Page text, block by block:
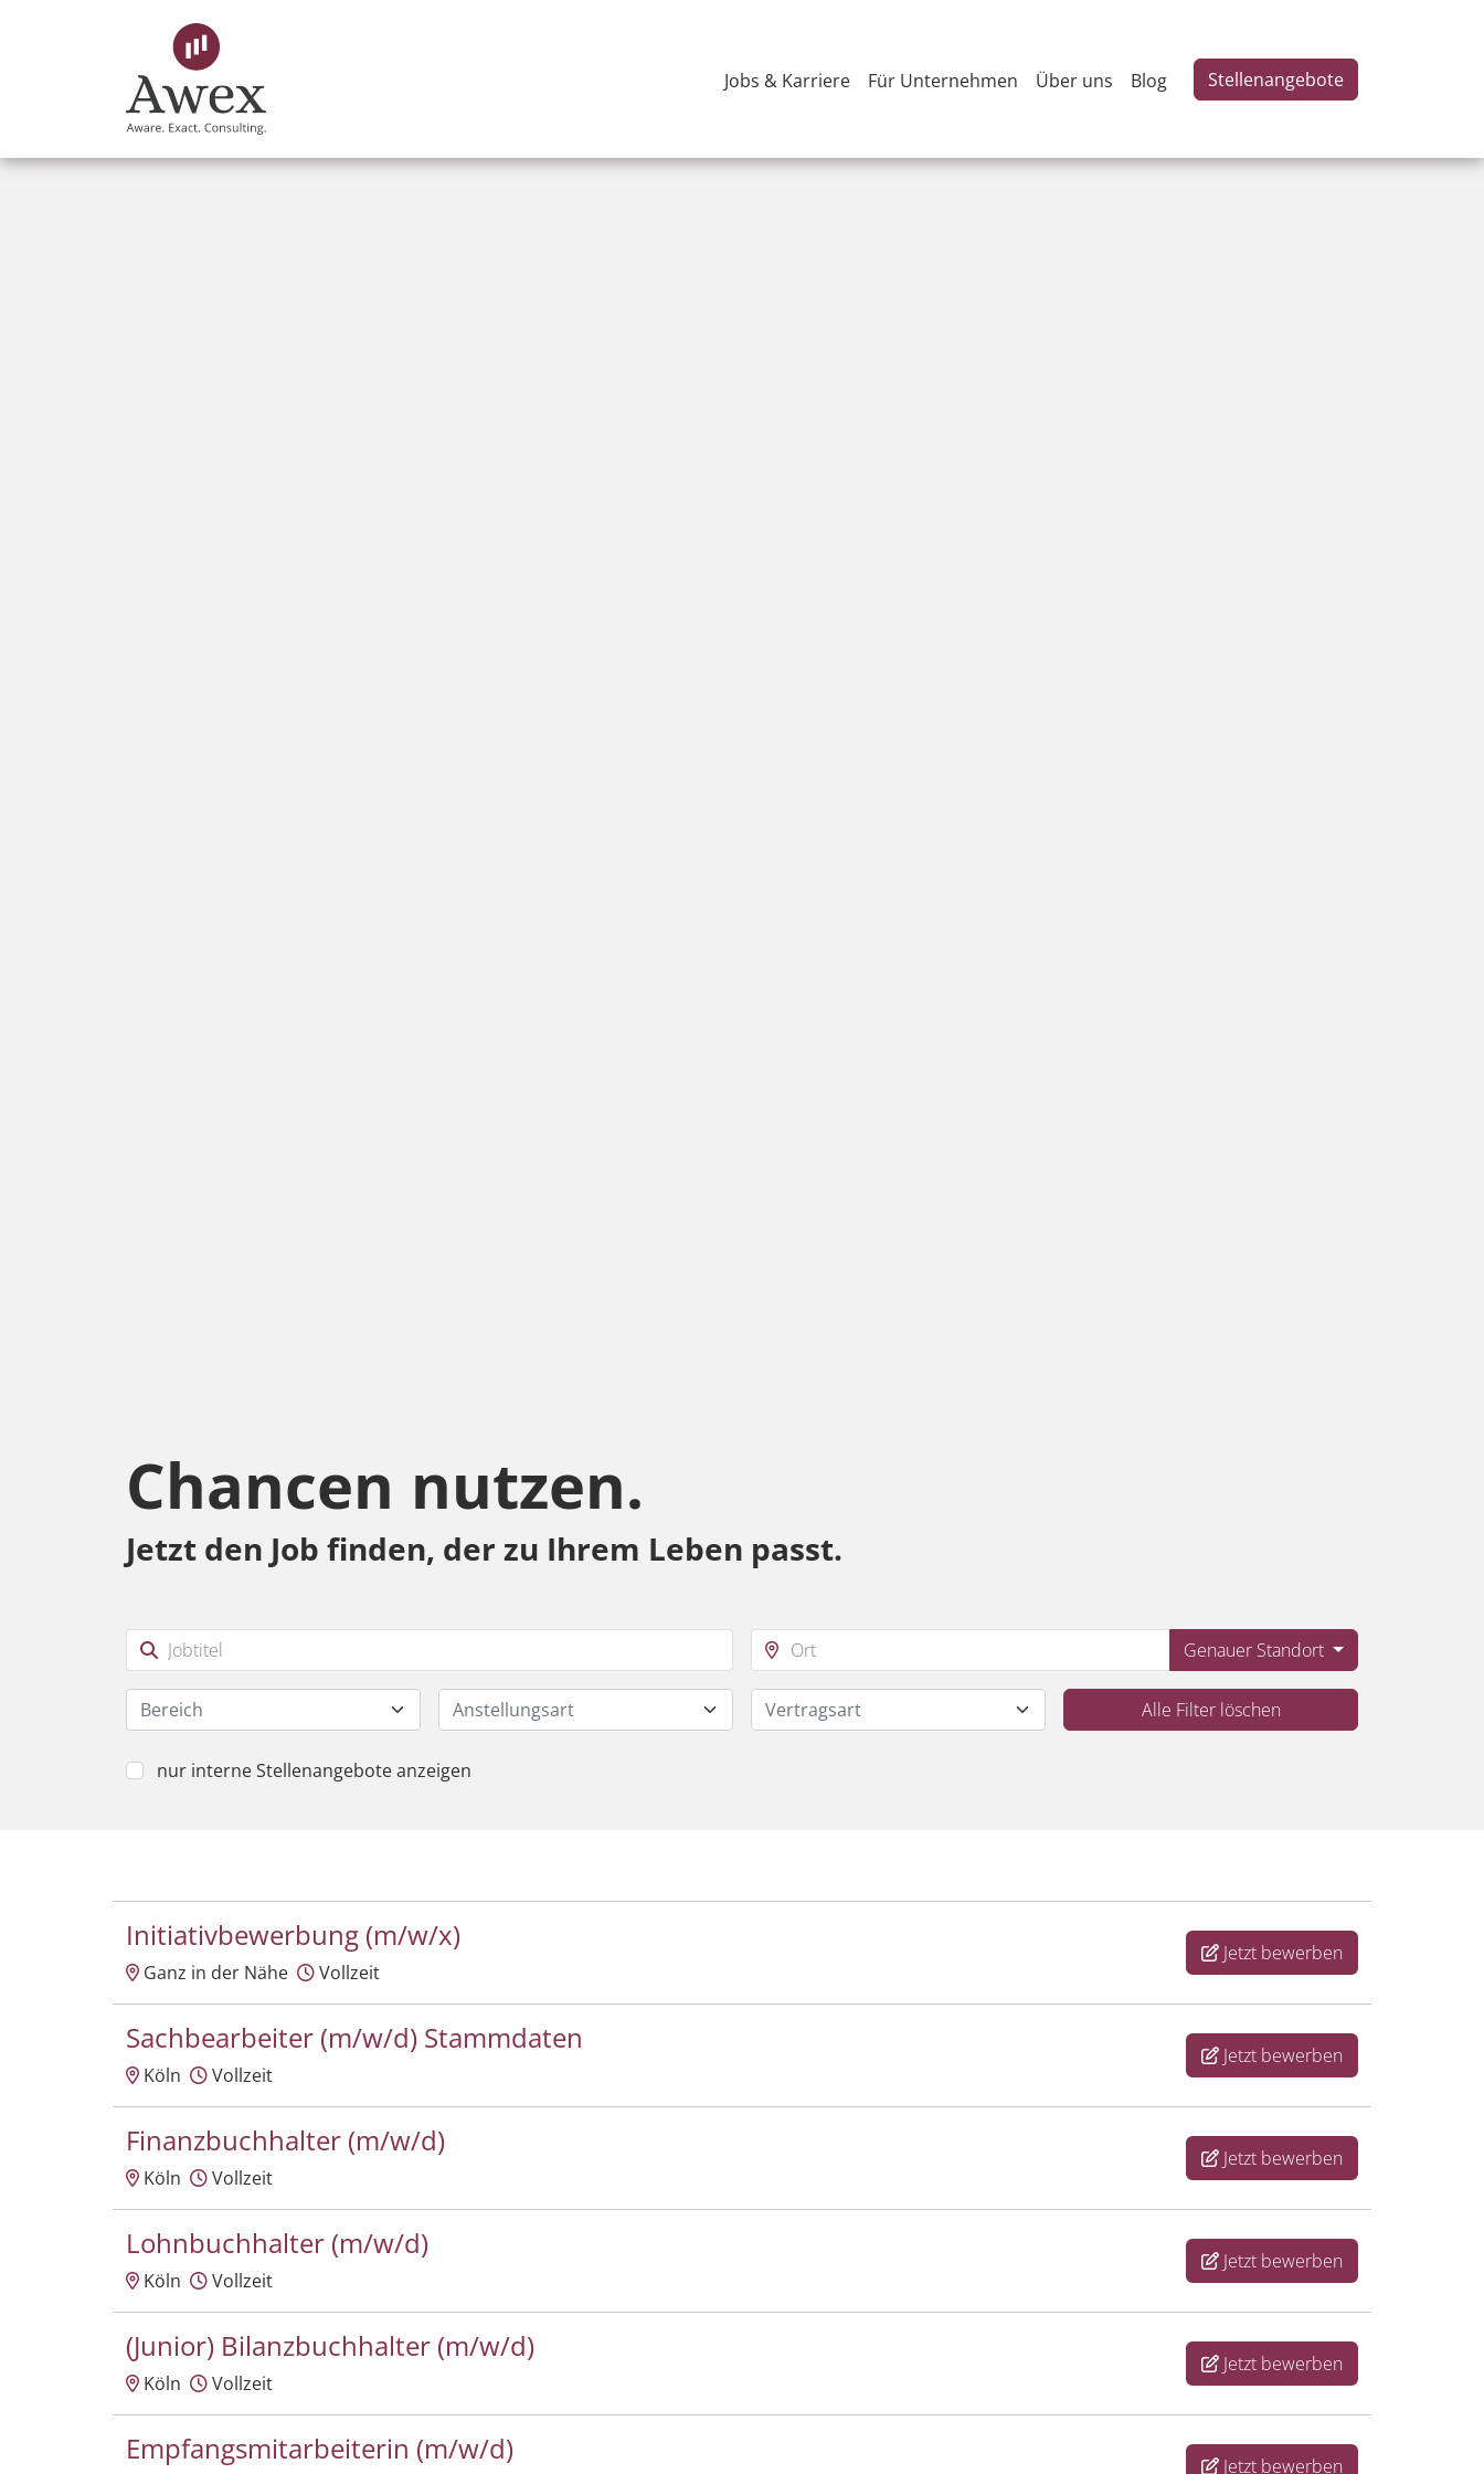
Jobs & Karriere Für Unternehmen Über uns Blog Stellenangebote
Chancen nutzen.
Jetzt den Job finden, der zu Ihrem Leben passt.
Genauer Standort
Bereich Anstellungsart Vertragsart Alle Filter löschen
nur interne Stellenangebote anzeigen
Initiativbewerbung (m/w/x)
Ganz in der Nähe Vollzeit
Jetzt bewerben
Sachbearbeiter (m/w/d) Stammdaten
Köln Vollzeit
Jetzt bewerben
Finanzbuchhalter (m/w/d)
Köln Vollzeit
Jetzt bewerben
Lohnbuchhalter (m/w/d)
Köln Vollzeit
Jetzt bewerben
(Junior) Bilanzbuchhalter (m/w/d)
Köln Vollzeit
Jetzt bewerben
Empfangsmitarbeiterin (m/w/d) Jetzt bewerben